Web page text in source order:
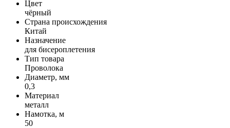
Цвет
чёрный
Страна происхождения
Китай
Назначение
для бисероплетения
Тип товара
Проволока
Диаметр, мм
0,3
Материал
металл
Намотка, м
50